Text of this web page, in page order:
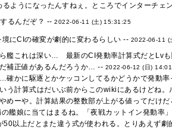
ようになったんすねぇ。ところでインターチェ
るんだぞ？ --2022-06-11 (土) 15:31:25
にCIの確変が劇的に変わるらしい -- 2022-06-11 (
艦これは深い… 最新のCI発動率計算式だとLv
補正値があるんだろうか… -- 2022-06-12 (日)
確かに駆逐とかケッコンしてるかどうかで発動
う計算式はだいぶ前からこのwikiにあるけどね
めーや。計算結果の整数部が上がる値ってだけ
艦娘に当てはまるね。「夜戦カットイン発動率
以上だとまた違う式が使われる。とりあえず